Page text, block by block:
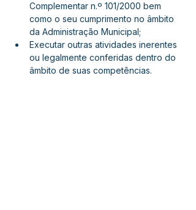
Complementar n.º 101/2000 bem
como o seu cumprimento no âmbito
da Administração Municipal;
Executar outras atividades inerentes
ou legalmente conferidas dentro do
âmbito de suas competências.